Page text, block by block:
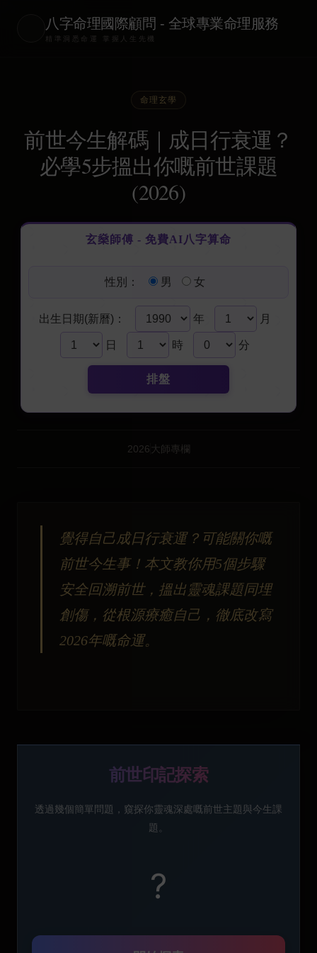
八字命理國際顧問 - 全球專業命理服務
精準洞悉命運 掌握人生先機
命理玄學
前世今生解碼｜成日行衰運？
必學5步搵出你嘅前世課題
(2026)
玄燊師傅 - 免費AI八字算命
性別： 男 女
出生日期(新曆)： 年 月
日 時 分
排盤
2026 大師專欄
覺得自己成日行衰運？可能關你嘅
前世今生事！本文教你用5個步驟
安全回溯前世，搵出靈魂課題同埋
創傷，從根源療癒自己，徹底改寫
2026年嘅命運。
前世印記探索
透過幾個簡單問題，窺探你靈魂深處嘅前世主題與今生課
題。
?